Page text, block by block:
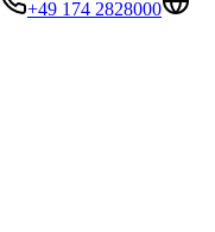
+49 174 2828000